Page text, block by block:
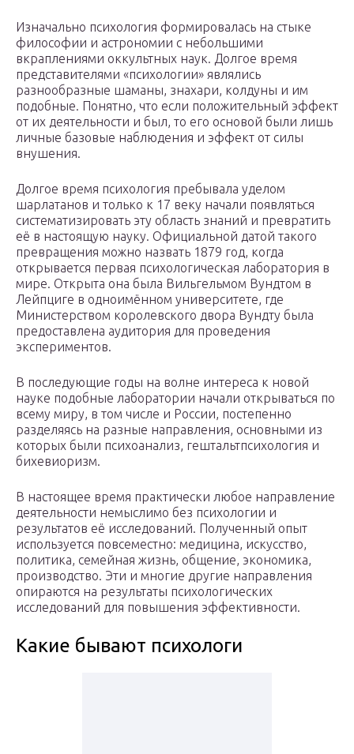
Изначально психология формировалась на стыке
философии и астрономии с небольшими
вкраплениями оккультных наук. Долгое время
представителями «психологии» являлись
разнообразные шаманы, знахари, колдуны и им
подобные. Понятно, что если положительный эффект
от их деятельности и был, то его основой были лишь
личные базовые наблюдения и эффект от силы
внушения.
Долгое время психология пребывала уделом
шарлатанов и только к 17 веку начали появляться
систематизировать эту область знаний и превратить
её в настоящую науку. Официальной датой такого
превращения можно назвать 1879 год, когда
открывается первая психологическая лаборатория в
мире. Открыта она была Вильгельмом Вундтом в
Лейпциге в одноимённом университете, где
Министерством королевского двора Вундту была
предоставлена аудитория для проведения
экспериментов.
В последующие годы на волне интереса к новой
науке подобные лаборатории начали открываться по
всему миру, в том числе и России, постепенно
разделяясь на разные направления, основными из
которых были психоанализ, гештальтпсихология и
бихевиоризм.
В настоящее время практически любое направление
деятельности немыслимо без психологии и
результатов её исследований. Полученный опыт
используется повсеместно: медицина, искусство,
политика, семейная жизнь, общение, экономика,
производство. Эти и многие другие направления
опираются на результаты психологических
исследований для повышения эффективности.
Какие бывают психологи